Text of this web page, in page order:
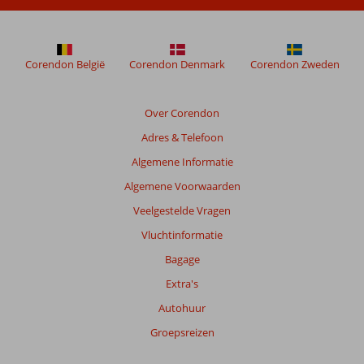
meer
om
de
Over Corendon
Adres & Telefoon
Algemene Informatie
Algemene Voorwaarden
Veelgestelde Vragen
Vluchtinformatie
Bagage
Extra's
Autohuur
Groepsreizen
Corendon België Corendon Denmark Corendon Zweden